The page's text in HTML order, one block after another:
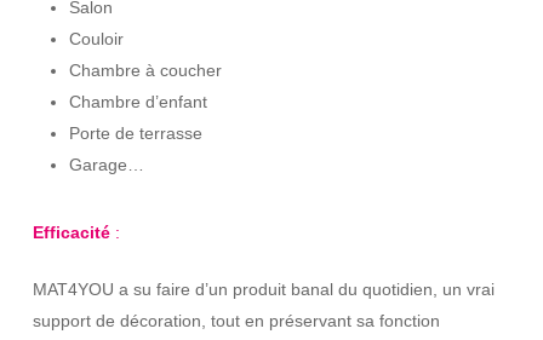
Salon
Couloir
Chambre à coucher
Chambre d’enfant
Porte de terrasse
Garage…
Efficacité :
MAT4YOU a su faire d’un produit banal du quotidien, un vrai
support de décoration, tout en préservant sa fonction